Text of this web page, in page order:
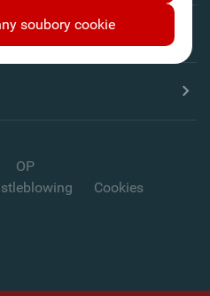
soubory cookie
OP
Cookies